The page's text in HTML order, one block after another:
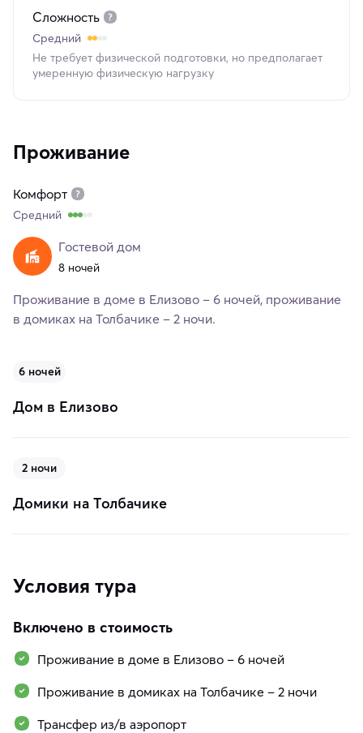
Сложность
Средний
Не требует физической подготовки, но предполагает
умеренную физическую нагрузку
Проживание
Комфорт
Средний
Гостевой дом
8 ночей
Проживание в доме в Елизово – 6 ночей, проживание
в домиках на Толбачике – 2 ночи.
6 ночей
Дом в Елизово
2 ночи
Домики на Толбачике
Условия тура
Включено в стоимость
Проживание в доме в Елизово – 6 ночей
Проживание в домиках на Толбачике – 2 ночи
Трансфер из/в аэропорт